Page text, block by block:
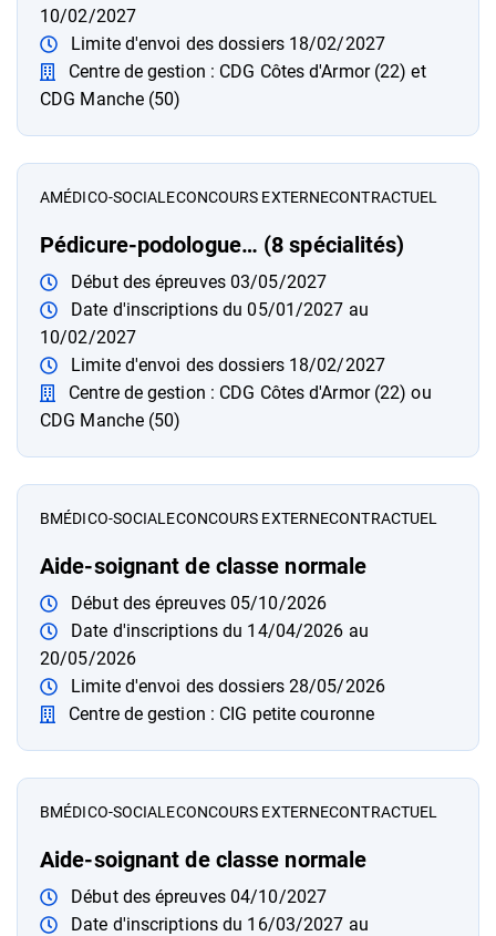
10/02/2027
Limite d'envoi des dossiers 18/02/2027
Centre de gestion : CDG Côtes d'Armor (22) et
CDG Manche (50)
AMÉDICO-SOCIALECONCOURS EXTERNECONTRACTUEL
Pédicure-podologue… (8 spécialités)
Début des épreuves 03/05/2027
Date d'inscriptions du 05/01/2027 au
10/02/2027
Limite d'envoi des dossiers 18/02/2027
Centre de gestion : CDG Côtes d'Armor (22) ou
CDG Manche (50)
BMÉDICO-SOCIALECONCOURS EXTERNECONTRACTUEL
Aide-soignant de classe normale
Début des épreuves 05/10/2026
Date d'inscriptions du 14/04/2026 au
20/05/2026
Limite d'envoi des dossiers 28/05/2026
Centre de gestion : CIG petite couronne
BMÉDICO-SOCIALECONCOURS EXTERNECONTRACTUEL
Aide-soignant de classe normale
Début des épreuves 04/10/2027
Date d'inscriptions du 16/03/2027 au